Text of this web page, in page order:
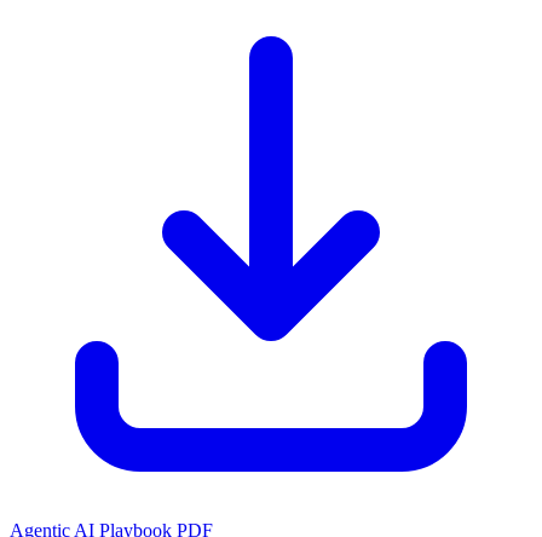
Agentic AI Playbook PDF